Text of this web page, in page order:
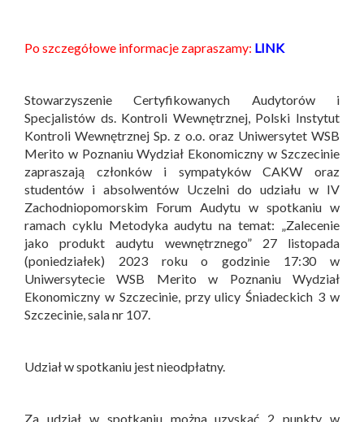
Po szczegółowe informacje zapraszamy: LINK
Stowarzyszenie Certyfikowanych Audytorów i
Specjalistów ds. Kontroli Wewnętrznej, Polski Instytut
Kontroli Wewnętrznej Sp. z o.o. oraz Uniwersytet WSB
Merito w Poznaniu Wydział Ekonomiczny w Szczecinie
zapraszają członków i sympatyków CAKW oraz
studentów i absolwentów Uczelni do udziału w IV
Zachodniopomorskim Forum Audytu w spotkaniu w
ramach cyklu Metodyka audytu na temat: „Zalecenie
jako produkt audytu wewnętrznego” 27 listopada
(poniedziałek) 2023 roku o godzinie 17:30 w
Uniwersytecie WSB Merito w Poznaniu Wydział
Ekonomiczny w Szczecinie, przy ulicy Śniadeckich 3 w
Szczecinie, sala nr 107.
Udział w spotkaniu jest nieodpłatny.
Za udział w spotkaniu można uzyskać 2 punkty w